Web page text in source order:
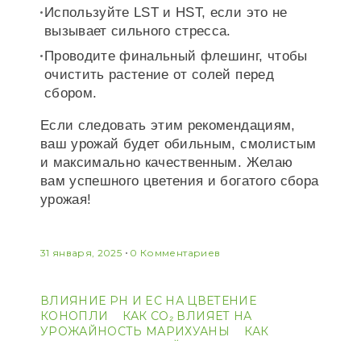
Используйте LST и HST, если это не
вызывает сильного стресса.
Проводите финальный флешинг, чтобы
очистить растение от солей перед
сбором.
Если следовать этим рекомендациям,
ваш урожай будет обильным, смолистым
и максимально качественным. Желаю
вам успешного цветения и богатого сбора
урожая!
31 января, 2025 0 Комментариев
ВЛИЯНИЕ PH И EC НА ЦВЕТЕНИЕ
КОНОПЛИ
КАК CO₂ ВЛИЯЕТ НА
УРОЖАЙНОСТЬ МАРИХУАНЫ
КАК